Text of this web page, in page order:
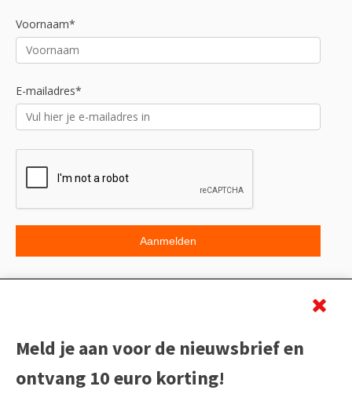
Voornaam*
E-mailadres*
Meld je aan voor de nieuwsbrief en
ontvang 10 euro korting!